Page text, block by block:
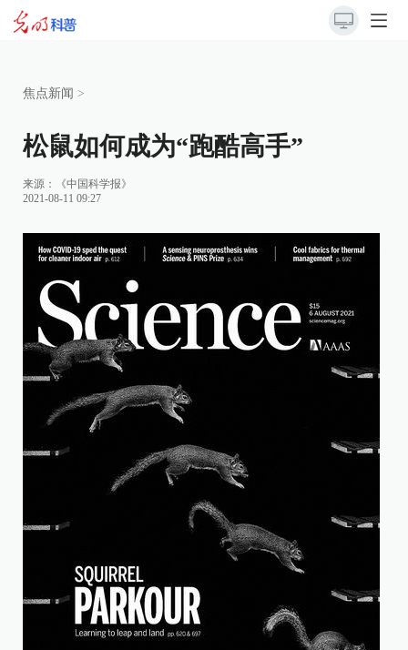
焦点新闻 >
松鼠如何成为“跑酷高手”
来源：
《中国科学报》
2021-08-11 09:27